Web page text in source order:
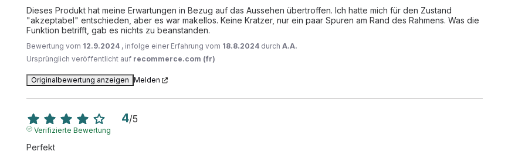
Dieses Produkt hat meine Erwartungen in Bezug auf das Aussehen übertroffen. Ich hatte mich für den Zustand
"akzeptabel" entschieden, aber es war makellos. Keine Kratzer, nur ein paar Spuren am Rand des Rahmens. Was die
Funktion betrifft, gab es nichts zu beanstanden.
Bewertung vom 12.9.2024 , infolge einer Erfahrung vom 18.8.2024 durchA.A.
Ursprünglich veröffentlicht auf recommerce.com (fr)
Originalbewertung anzeigen Melden
4/5
Verifizierte Bewertung
Perfekt